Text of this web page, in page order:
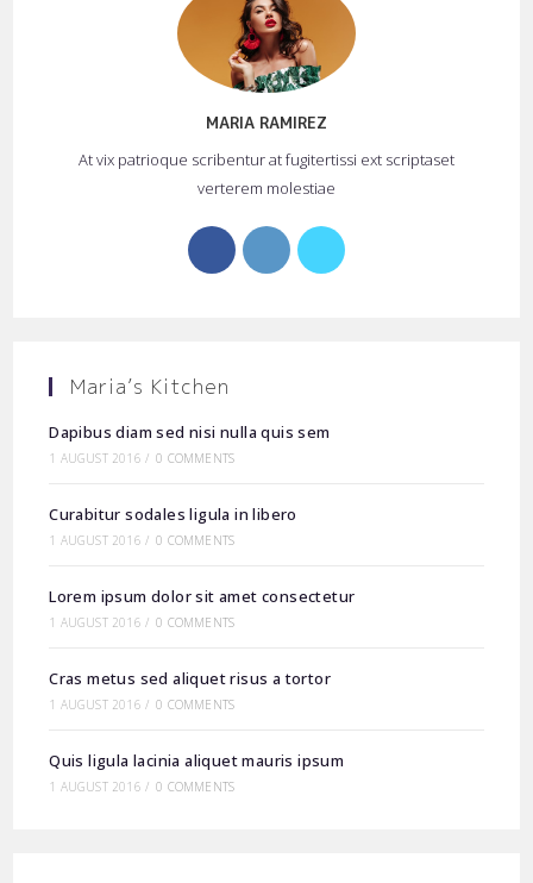
MARIA RAMIREZ
At vix patrioque scribentur at fugitertissi ext scriptaset
verterem molestiae
Opens
in
Opens
in
Opens
Maria’s Kitchen
Dapibus diam sed nisi nulla quis sem
1 AUGUST 2016 / 0 COMMENTS
Curabitur sodales ligula in libero
1 AUGUST 2016 / 0 COMMENTS
Lorem ipsum dolor sit amet consectetur
1 AUGUST 2016 / 0 COMMENTS
Cras metus sed aliquet risus a tortor
1 AUGUST 2016 / 0 COMMENTS
Quis ligula lacinia aliquet mauris ipsum
1 AUGUST 2016 / 0 COMMENTS